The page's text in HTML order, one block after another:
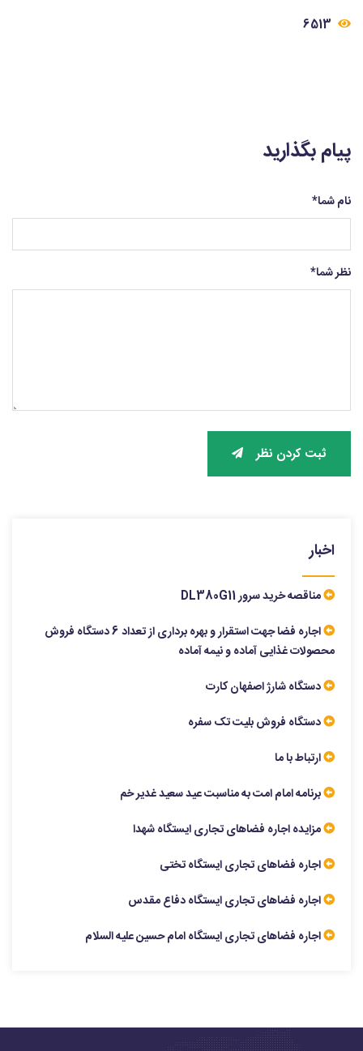
پیام بگذارید
نام شما*
نظر شما*
ثبت کردن نظر
اخبار
مناقصه خرید سرور DL380G11
اجاره فضا جهت استقرار و بهره برداری از تعداد 6 دستگاه فروش
محصولات غذایی آماده و نیمه آماده
دستگاه شارژ اصفهان کارت
دستگاه فروش بلیت تک سفره
ارتباط با ما
برنامه امام امت به مناسبت عید سعید غدیر خم
مزایده اجاره فضاهای تجاری ایستگاه شهدا
اجاره فضاهای تجاری ایستگاه تختی
اجاره فضاهای تجاری ایستگاه دفاع مقدس
اجاره فضاهای تجاری ایستگاه امام حسین علیه السلام